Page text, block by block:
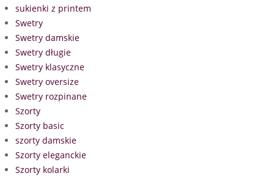
sukienki z printem
Swetry
Swetry damskie
Swetry długie
Swetry klasyczne
Swetry oversize
Swetry rozpinane
Szorty
Szorty basic
szorty damskie
Szorty eleganckie
Szorty kolarki